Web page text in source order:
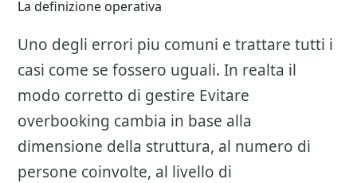
La definizione operativa
Uno degli errori piu comuni e trattare tutti i
casi come se fossero uguali. In realta il
modo corretto di gestire Evitare
overbooking cambia in base alla
dimensione della struttura, al numero di
persone coinvolte, al livello di